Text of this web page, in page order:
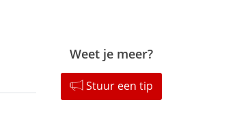
Weet je meer?
Stuur een tip